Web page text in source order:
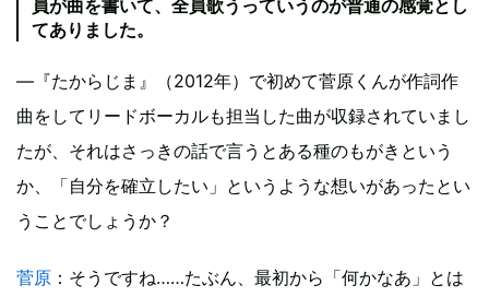
員が曲を書いて、全員歌うっていうのが普通の感覚とし
てありました。
―『たからじま』（2012年）で初めて菅原くんが作詞作
曲をしてリードボーカルも担当した曲が収録されていまし
たが、それはさっきの話で言うとある種のもがきという
か、「自分を確立したい」というような想いがあったとい
うことでしょうか？
菅原 ：そうですね……たぶん、最初から「何かなあ」とは